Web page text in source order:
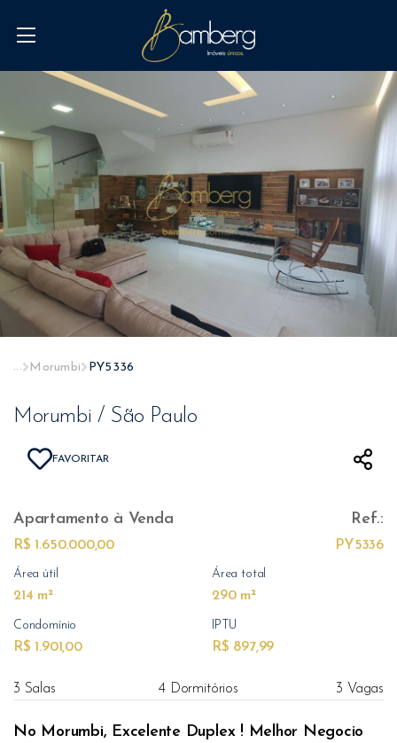
... Morumbi PY5336
Morumbi / São Paulo
FAVORITAR
Apartamento à Venda
R$ 1.650.000,00
Ref.:
PY5336
Área útil
214 m²
Área total
290 m²
Condomínio
R$ 1.901,00
IPTU
R$ 897,99
3 Salas 4 Dormitórios 3 Vagas
No Morumbi, Excelente Duplex ! Melhor Negocio